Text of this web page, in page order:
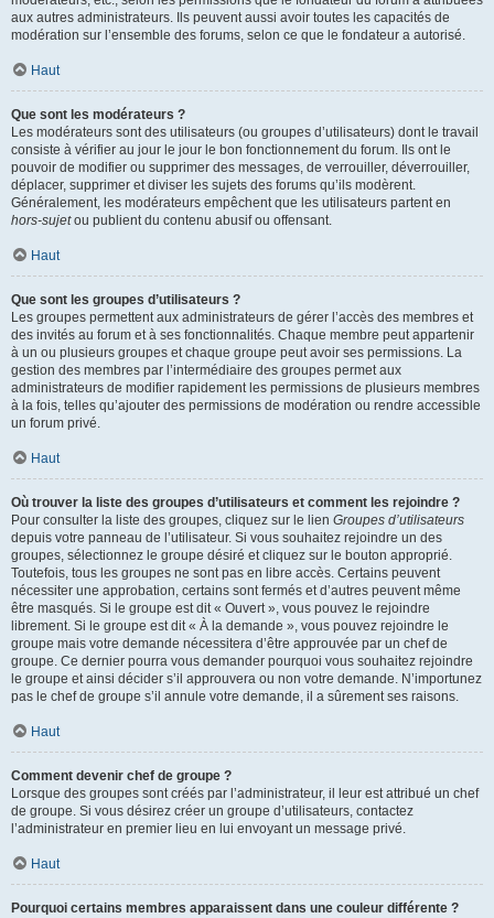
aux autres administrateurs. Ils peuvent aussi avoir toutes les capacités de
modération sur l’ensemble des forums, selon ce que le fondateur a autorisé.
Haut
Que sont les modérateurs ?
Les modérateurs sont des utilisateurs (ou groupes d’utilisateurs) dont le travail
consiste à vérifier au jour le jour le bon fonctionnement du forum. Ils ont le
pouvoir de modifier ou supprimer des messages, de verrouiller, déverrouiller,
déplacer, supprimer et diviser les sujets des forums qu’ils modèrent.
Généralement, les modérateurs empêchent que les utilisateurs partent en
hors-sujetou publient du contenu abusif ou offensant.
Haut
Que sont les groupes d’utilisateurs ?
Les groupes permettent aux administrateurs de gérer l’accès des membres et
des invités au forum et à ses fonctionnalités. Chaque membre peut appartenir
à un ou plusieurs groupes et chaque groupe peut avoir ses permissions. La
gestion des membres par l’intermédiaire des groupes permet aux
administrateurs de modifier rapidement les permissions de plusieurs membres
à la fois, telles qu’ajouter des permissions de modération ou rendre accessible
un forum privé.
Haut
Où trouver la liste des groupes d’utilisateurs et comment les rejoindre ?
Pour consulter la liste des groupes, cliquez sur le lien Groupes d’utilisateurs
depuis votre panneau de l’utilisateur. Si vous souhaitez rejoindre un des
groupes, sélectionnez le groupe désiré et cliquez sur le bouton approprié.
Toutefois, tous les groupes ne sont pas en libre accès. Certains peuvent
nécessiter une approbation, certains sont fermés et d’autres peuvent même
être masqués. Si le groupe est dit « Ouvert », vous pouvez le rejoindre
librement. Si le groupe est dit « À la demande », vous pouvez rejoindre le
groupe mais votre demande nécessitera d’être approuvée par un chef de
groupe. Ce dernier pourra vous demander pourquoi vous souhaitez rejoindre
le groupe et ainsi décider s’il approuvera ou non votre demande. N’importunez
pas le chef de groupe s’il annule votre demande, il a sûrement ses raisons.
Haut
Comment devenir chef de groupe ?
Lorsque des groupes sont créés par l’administrateur, il leur est attribué un chef
de groupe. Si vous désirez créer un groupe d’utilisateurs, contactez
l’administrateur en premier lieu en lui envoyant un message privé.
Haut
Pourquoi certains membres apparaissent dans une couleur différente ?